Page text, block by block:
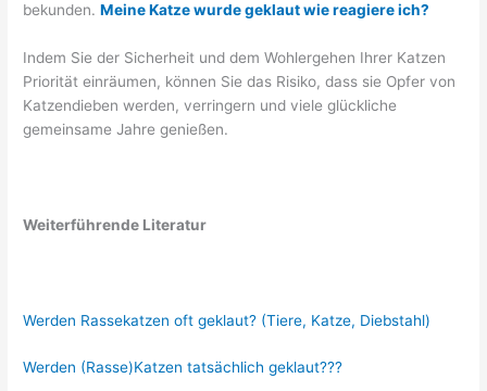
bekunden.Meine Katze wurde geklaut wie reagiere ich?
Indem Sie der Sicherheit und dem Wohlergehen Ihrer Katzen
Priorität einräumen, können Sie das Risiko, dass sie Opfer von
Katzendieben werden, verringern und viele glückliche
gemeinsame Jahre genießen.
Weiterführende Literatur
Werden Rassekatzen oft geklaut? (Tiere, Katze, Diebstahl)
Werden (Rasse)Katzen tatsächlich geklaut???